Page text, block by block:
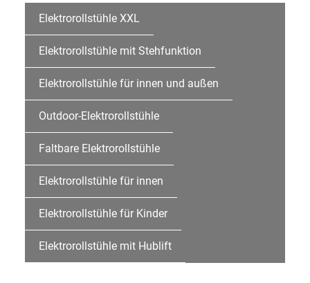
Elektrorollstühle XXL
Elektrorollstühle mit Stehfunktion
Elektrorollstühle für innen und außen
Outdoor-Elektrorollstühle
Faltbare Elektrorollstühle
Elektrorollstühle für innen
Elektrorollstühle für Kinder
Elektrorollstühle mit Hublift